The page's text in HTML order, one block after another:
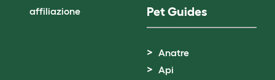
affiliazione
Pet Guides
Anatre
Api